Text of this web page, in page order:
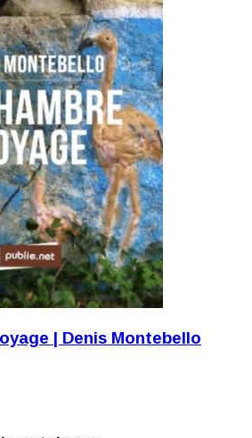
| Denis Montebello